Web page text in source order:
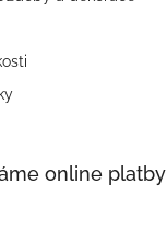
online platby